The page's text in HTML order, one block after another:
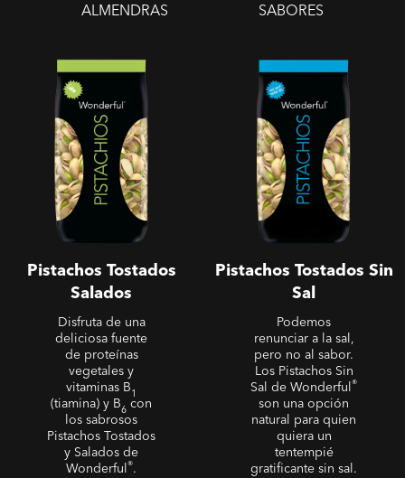
ALMENDRAS SABORES
Salados
Pistachos Tostados
Salados
Disfruta de una
deliciosa fuente
de proteínas
vegetales y
vitaminas B1
(tiamina) y B6 con
los sabrosos
Pistachos Tostados
y Salados de
Wonderful®.
Pistachos Tostados Sin
Sal
Podemos
renunciar a la sal,
pero no al sabor.
Los Pistachos Sin
Sal de Wonderful®
son una opción
natural para quien
quiera un
tentempié
gratificante sin sal.